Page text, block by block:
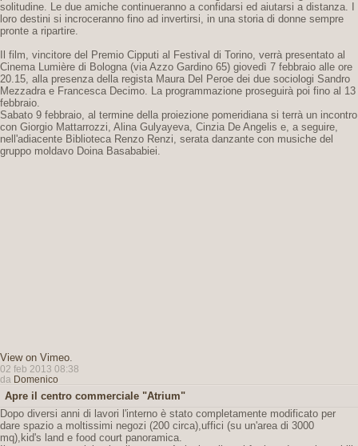
solitudine. Le due amiche continueranno a confidarsi ed aiutarsi a distanza. I
loro destini si incroceranno fino ad invertirsi, in una storia di donne sempre
pronte a ripartire.
Il film, vincitore del Premio Cipputi al Festival di Torino, verrà presentato al
Cinema Lumière di Bologna (via Azzo Gardino 65) giovedì 7 febbraio alle ore
20.15, alla presenza della regista Maura Del Peroe dei due sociologi Sandro
Mezzadra e Francesca Decimo. La programmazione proseguirà poi fino al 13
febbraio.
Sabato 9 febbraio, al termine della proiezione pomeridiana si terrà un incontro
con Giorgio Mattarrozzi, Alina Gulyayeva, Cinzia De Angelis e, a seguire,
nell'adiacente Biblioteca Renzo Renzi, serata danzante con musiche del
gruppo moldavo Doina Basababiei.
View on Vimeo.
02 feb 2013 08:38
da Domenico
Apre il centro commerciale "Atrium"
Dopo diversi anni di lavori l'interno è stato completamente modificato per
dare spazio a moltissimi negozi (200 circa),uffici (su un'area di 3000
mq),kid's land e food court panoramica.